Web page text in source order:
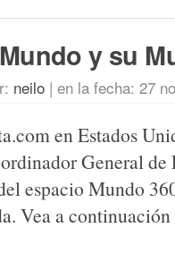
y su
neilo | en la fecha: 27
en Estados
General
espacio Mundo
Vea a